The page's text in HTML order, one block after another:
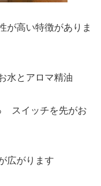
が高い特徴がありま
水とアロマ精油
スイッチを先がお
広がります